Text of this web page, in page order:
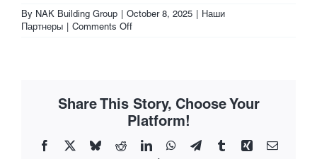
By NAK Building Group October 8, 2025
Наши
Партнеры
Comments Offon
карьера,
финансы,
предприниматели,
рынки.
Мнения,
Share This Story, Choose Your
Platform!
Facebook BlueskyRedditLinkedInWhatsApp
TelegramTumblrXing Email